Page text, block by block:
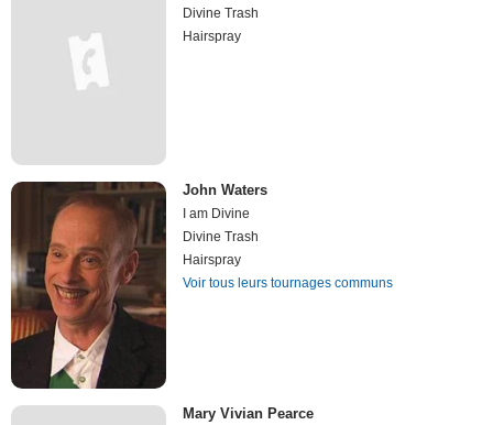
Divine Trash
Hairspray
John Waters
I am Divine
Divine Trash
Hairspray
Voir tous leurs tournages communs
Mary Vivian Pearce